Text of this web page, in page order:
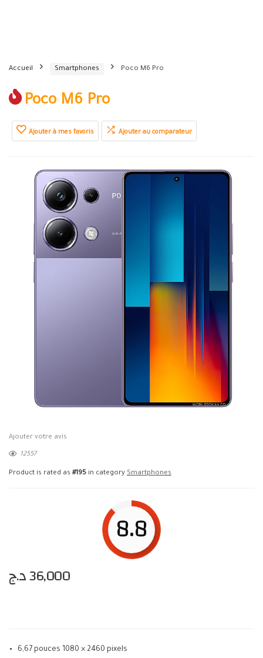
Accueil Smartphones Poco M6 Pro
Poco M6 Pro
Ajouter à mes favoris Ajouter au comparateur
Ajouter votre avis
12557
Product is rated as #195 in category Smartphones
8.8
36,000د.ج
6,67 pouces 1080 × 2460 pixels